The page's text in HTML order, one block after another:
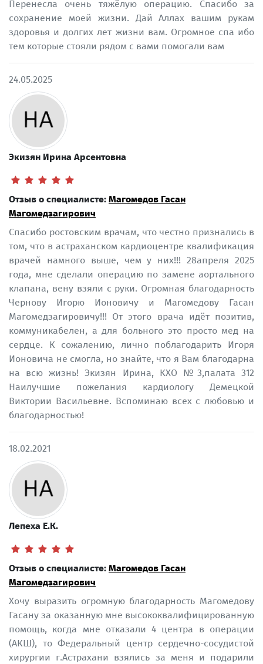
Перенесла очень тяжёлую операцию. Спасибо за
сохранение моей жизни. Дай Аллах вашим рукам
здоровья и долгих лет жизни вам. Огромное спа ибо
тем которые стояли рядом с вами помогали вам
24.05.2025
Экизян Ирина Арсентовна
Отзыв о специалисте: Магомедов Гасан
Магомедзагирович
Спасибо ростовским врачам, что честно признались в
том, что в астраханском кардиоцентре квалификация
врачей намного выше, чем у них!!! 28апреля 2025
года, мне сделали операцию по замене аортального
клапана, вену взяли с руки. Огромная благодарность
Чернову Игорю Ионовичу и Магомедову Гасан
Магомедзагировичу!!! От этого врача идёт позитив,
коммуникабелен, а для больного это просто мед на
сердце. К сожалению, лично поблагодарить Игоря
Ионовича не смогла, но знайте, что я Вам благодарна
на всю жизнь! Экизян Ирина, КХО №3,палата 312
Наилучшие пожелания кардиологу Демецкой
Виктории Васильевне. Вспоминаю всех с любовью и
благодарностью!
18.02.2021
Лепеха Е.К.
Отзыв о специалисте: Магомедов Гасан
Магомедзагирович
Хочу выразить огромную благодарность Магомедову
Гасану за оказанную мне высококвалифицированную
помощь, когда мне отказали 4 центра в операции
(АКШ), то Федеральный центр сердечно-сосудистой
хирургии г.Астрахани взялись за меня и подарили